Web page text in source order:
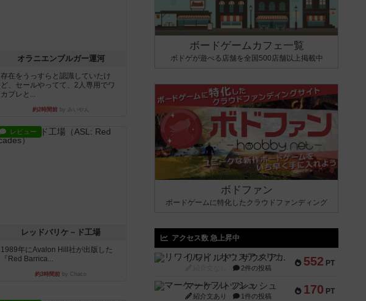
オラニエンブルガー運河
存在をうっすらと認識していたけ
ど、セールやってて、2人専用でワ
カプレと...
約2時間前by みいやん
レビュー
レッドバリケ－ド工場
1989年にAvalon Hill社が出版した
『Red Barrica...
約3時間前 by Chaco
ボードゲームカフェ一覧
ボドゲが遊べる店舗を全国500店舗以上掲載中
ボドファン
ボードゲームに特化したクラウドファンディング
アクセス数 急上昇中
552 PT
リワイルド：サウスアメリカ
2件の投稿
170 PT
マーケットフレッシュ
紹介文あり 1件の投稿